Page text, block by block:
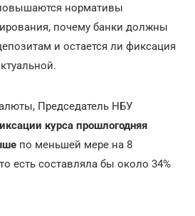
нормативы
почему банки должны
и остается ли фиксация
Председатель НБУ
курса прошлогодняя
по меньшей мере на 8
есть составляла бы около 34%